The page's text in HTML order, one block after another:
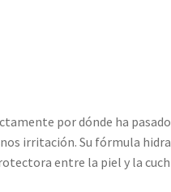
por dónde ha
irritación. Su fórmula
entre la piel y la